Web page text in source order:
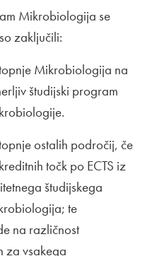
Mikrobiologija se
zaključili:
Mikrobiologija na
študijski program
ostalih področij, če
točk po ECTS iz
študijskega
te
na različnost
za vsakega